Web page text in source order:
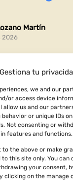
Gestiona tu
we and our
or access device
allow us and our
or unique IDs
Not consenting or
features and functions.
the above or make
this site only. You
your consent,
clicking on the
Martín
2026
ha ayudado a
increíble lleno de